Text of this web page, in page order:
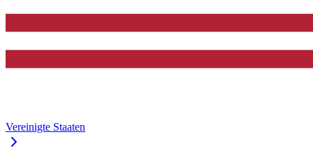
Vereinigte Staaten